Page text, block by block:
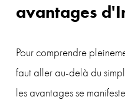
avantages
Pour comprendre
faut aller au-delà du
les avantages se